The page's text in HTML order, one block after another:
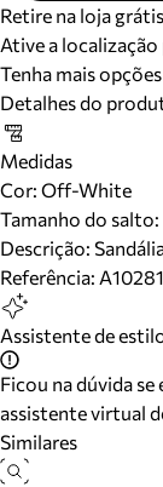
Retire na loja grátis
Ative a
Tenha mais
Detalhes do
Medidas
Cor: Off-White
Tamanho do salto:
Descrição:
Referência:
Assistente de
Ficou na dúvida se
assistente virtual
Similares